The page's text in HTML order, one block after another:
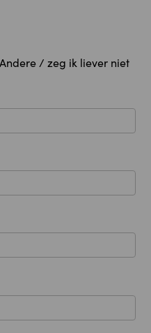
Andere / zeg ik liever niet